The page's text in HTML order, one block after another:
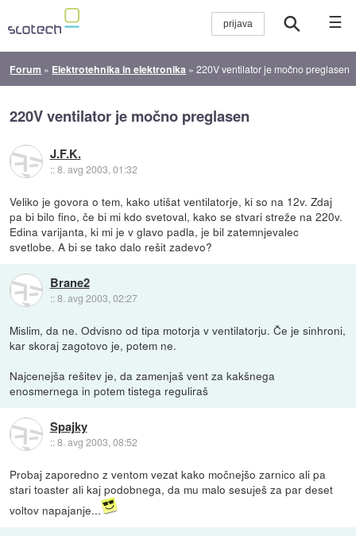
☰
Forum » Elektrotehnika in elektronika »220V ventilator je močno preglasen
220V ventilator je močno preglasen
J.F.K.
::8. avg 2003, 01:32
Veliko je govora o tem, kako utišat ventilatorje, ki so na 12v. Zdaj
pa bi bilo fino, če bi mi kdo svetoval, kako se stvari streže na 220v.
Edina varijanta, ki mi je v glavo padla, je bil zatemnjevalec
svetlobe. A bi se tako dalo rešit zadevo?
Brane2
::8. avg 2003, 02:27
Mislim, da ne. Odvisno od tipa motorja v ventilatorju. Če je sinhroni,
kar skoraj zagotovo je, potem ne.
Najcenejša rešitev je, da zamenjaš vent za kakšnega
enosmernega in potem tistega reguliraš
Spajky
::8. avg 2003, 08:52
Probaj zaporedno z ventom vezat kako močnejšo zarnico ali pa
stari toaster ali kaj podobnega, da mu malo sesuješ za par deset
voltov napajanje...